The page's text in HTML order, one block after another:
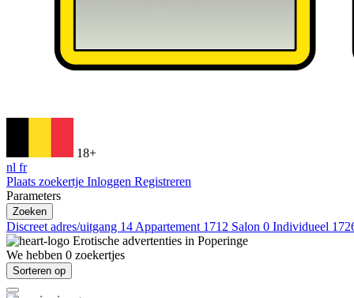
18+
nl fr
Plaats zoekertje Inloggen Registreren
Parameters
Zoeken
Discreet adres/uitgang 14 Appartement 1712 Salon 0 Individueel
Erotische advertenties in Poperinge
We hebben 0 zoekertjes
Sorteren op